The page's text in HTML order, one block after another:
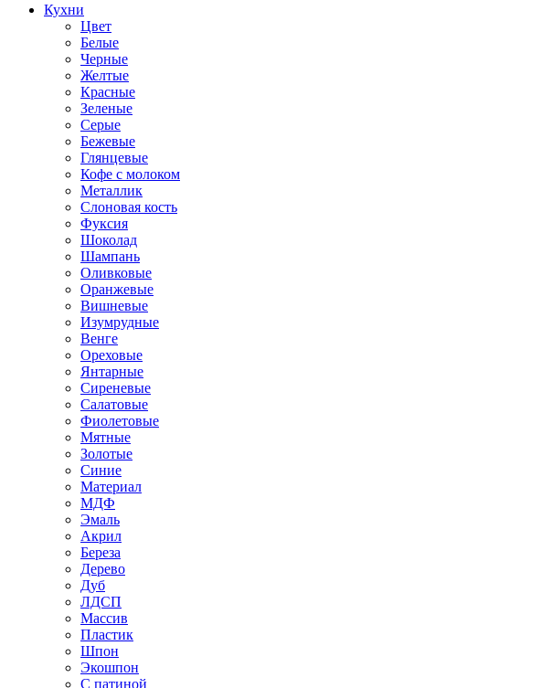
Кухни
Цвет
Белые
Черные
Желтые
Красные
Зеленые
Серые
Бежевые
Глянцевые
Кофе с молоком
Металлик
Слоновая кость
Фуксия
Шоколад
Шампань
Оливковые
Оранжевые
Вишневые
Изумрудные
Венге
Ореховые
Янтарные
Сиреневые
Салатовые
Фиолетовые
Мятные
Золотые
Синие
Материал
МДФ
Эмаль
Акрил
Береза
Дерево
Дуб
ЛДСП
Массив
Пластик
Шпон
Экошпон
С патиной